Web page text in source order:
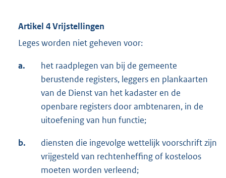
Artikel 4 Vrijstellingen
Leges worden niet geheven voor:
a.
het raadplegen van bij de gemeente
berustende registers, leggers en plankaarten
van de Dienst van het kadaster en de
openbare registers door ambtenaren, in de
uitoefening van hun functie;
b.
diensten die ingevolge wettelijk voorschrift zijn
vrijgesteld van rechtenheffing of kosteloos
moeten worden verleend;